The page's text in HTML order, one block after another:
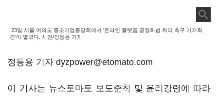
23일 서울 여의도 중소기업중앙회에서 '온라인 플랫폼 공정화법 처리 촉구 기자회
견'이 열렸다. 사진/정등용 기자
정등용 기자 dyzpower@etomato.com
이 기사는 뉴스토마토 보도준칙 및 윤리강령에 따라